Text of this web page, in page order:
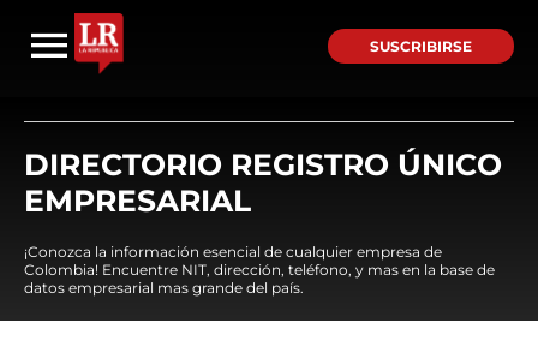
SUSCRIBIRSE
DIRECTORIO REGISTRO ÚNICO
EMPRESARIAL
¡Conozca la información esencial de cualquier empresa de
Colombia! Encuentre NIT, dirección, teléfono, y mas en la base de
datos empresarial mas grande del país.